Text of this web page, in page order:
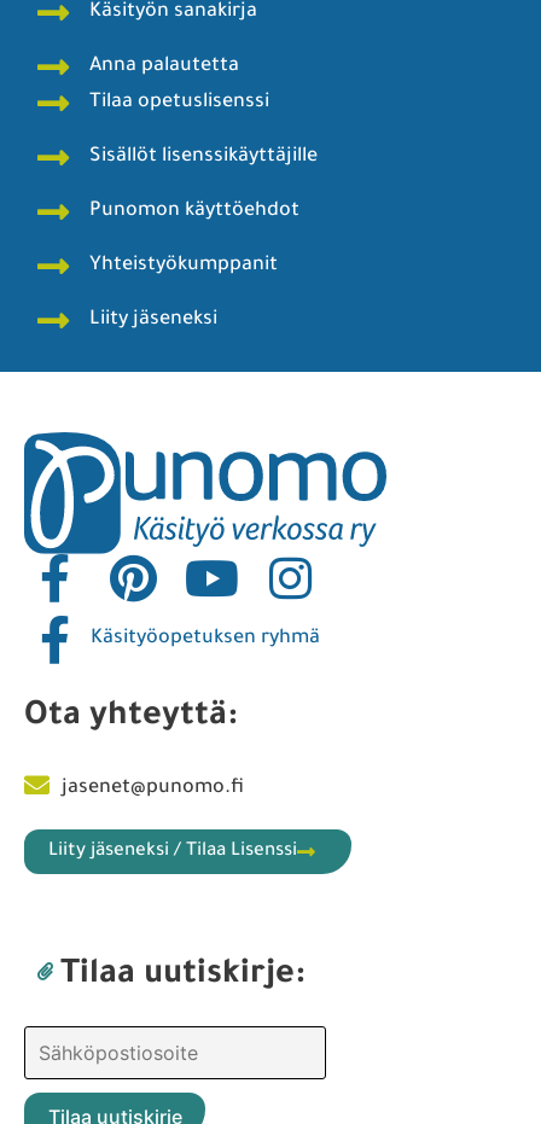
Käsityön sanakirja
Anna palautetta
Tilaa opetuslisenssi
Sisällöt lisenssikäyttäjille
Punomon käyttöehdot
Yhteistyökumppanit
Liity jäseneksi
Käsityöopetuksen ryhmä
Ota yhteyttä:
jasenet@punomo.fi
Liity jäseneksi / Tilaa Lisenssi
Tilaa uutiskirje: